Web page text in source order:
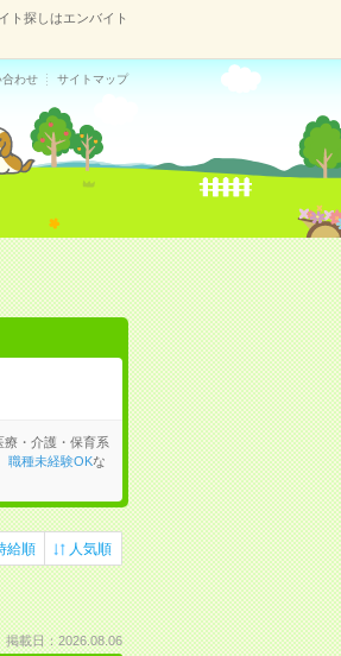
ト探しはエンバイト
わせ サイトマップ
・介護・保育系
職種未経験OKな
給順 人気順
掲載日：2026.08.06